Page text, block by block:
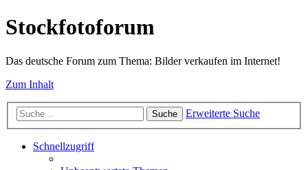
Stockfotoforum
Das deutsche Forum zum Thema: Bilder verkaufen im Internet!
Zum Inhalt
Suche Erweiterte Suche
Schnellzugriff